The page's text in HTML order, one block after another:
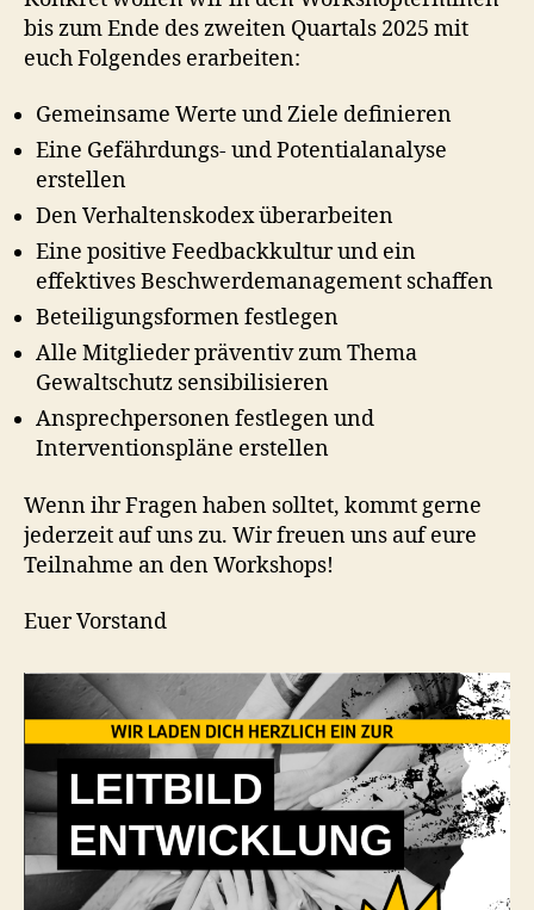
bis zum Ende des zweiten Quartals 2025 mit
euch Folgendes erarbeiten:
Gemeinsame Werte und Ziele definieren
Eine Gefährdungs- und Potentialanalyse
erstellen
Den Verhaltenskodex überarbeiten
Eine positive Feedbackkultur und ein
effektives Beschwerdemanagement schaffen
Beteiligungsformen festlegen
Alle Mitglieder präventiv zum Thema
Gewaltschutz sensibilisieren
Ansprechpersonen festlegen und
Interventionspläne erstellen
Wenn ihr Fragen haben solltet, kommt gerne
jederzeit auf uns zu. Wir freuen uns auf eure
Teilnahme an den Workshops!
Euer Vorstand